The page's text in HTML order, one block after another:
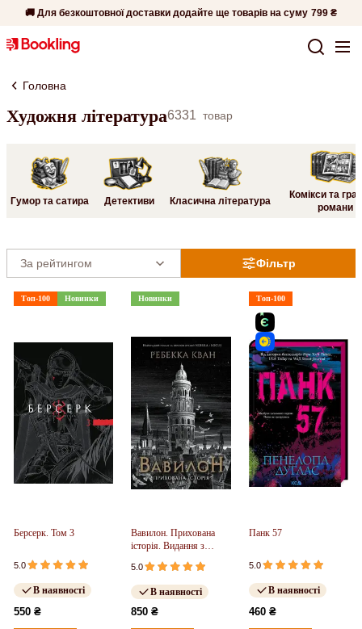
🚚 Для безкоштовної доставки додайте ще товарів на суму 799 ₴
Головна
Художня література6331 товар
Гумор та сатира Детективи Класична література
Комікси та
романи
Фільтр
Топ-100 Новинки
Берсерк. Том 3
5.0
В наявності
550 ₴
Новинки
Вавилон. Прихована
історія. Видання з
ілюстрованим зрізом
(у)
5.0
В наявності
850 ₴
Топ-100
Панк 57
5.0
В наявності
460 ₴